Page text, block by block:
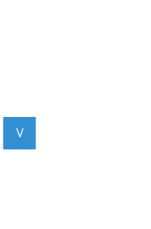
V